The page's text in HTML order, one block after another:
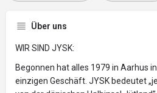
Über uns
WIR SIND JYSK:
Begonnen hat alles 1979 in Aarhus
einzigen Geschäft. JYSK bedeutet